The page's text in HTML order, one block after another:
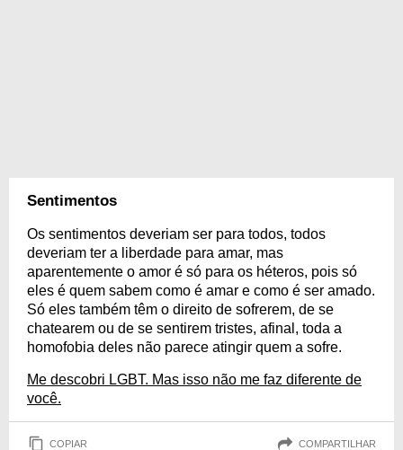
Sentimentos
Os sentimentos deveriam ser para todos, todos
deveriam ter a liberdade para amar, mas
aparentemente o amor é só para os héteros, pois só
eles é quem sabem como é amar e como é ser amado.
Só eles também têm o direito de sofrerem, de se
chatearem ou de se sentirem tristes, afinal, toda a
homofobia deles não parece atingir quem a sofre.
Me descobri LGBT. Mas isso não me faz diferente de
você.
COPIAR COMPARTILHAR